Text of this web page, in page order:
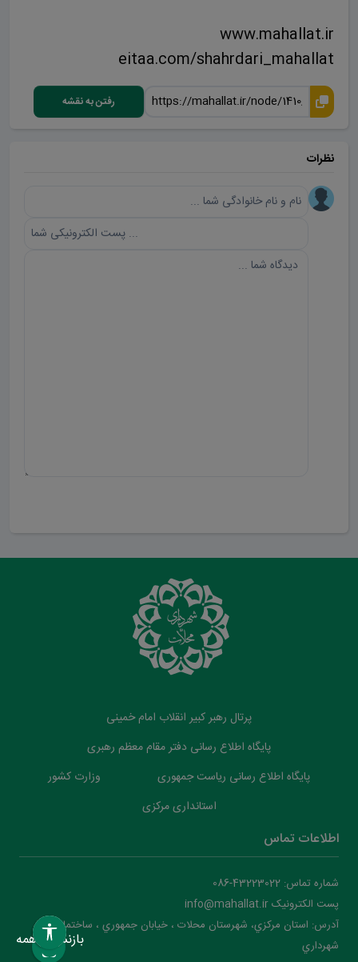
www.mahallat.ir
eitaa.com/shahrdari_mahallat
رفتن به نقشه
نظرات
پرتال رهبر کبیر انقلاب امام خمینی
پایگاه اطلاع رسانی دفتر مقام معظم رهبری
پایگاه اطلاع رسانی ریاست جمهوری
وزارت کشور
استانداری مرکزی
اطلاعات تماس
شماره تماس: 43223022-086
پست الکترونیک info@mahallat.ir
آدرس: استان مرکزي، شهرستان محلات ‌‌‌، خيابان جمهوري ، ساختمان
شهرداري
بازنشانی همه